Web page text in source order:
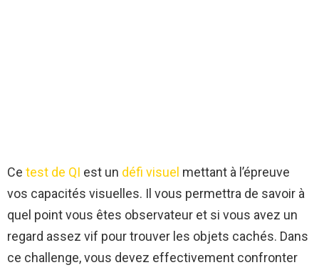
Ce test de QI est un défi visuel mettant à l’épreuve
vos capacités visuelles. Il vous permettra de savoir à
quel point vous êtes observateur et si vous avez un
regard assez vif pour trouver les objets cachés. Dans
ce challenge, vous devez effectivement confronter